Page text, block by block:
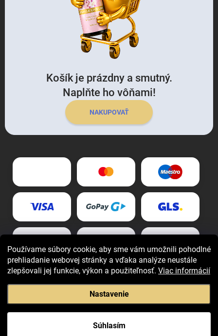
Používame súbory cookie, aby sme vám umožnili pohodlné
prehliadanie webovej stránky a vďaka analýze neustále
zlepšovali jej funkcie, výkon a použiteľnosť. Viac informácií
Nastavenie
Súhlasím
Košík je prázdny a smutný.
Naplňte ho vôňami!
NAKUPOVAŤ